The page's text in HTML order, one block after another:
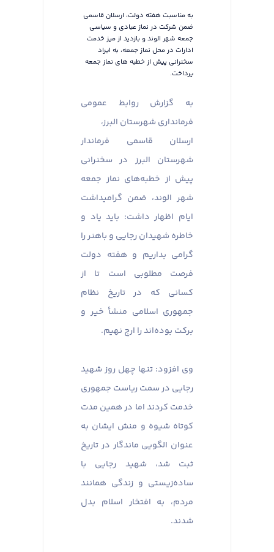
به مناسبت هفته دولت، ارسلان قاسمی
ضمن شرکت در نماز عبادی و سیاسی
جمعه شهر الوند و بازدید از میز خدمت
ادارات در محل نماز جمعه، به ایراد
سخنرانی پیش از خطبه های نماز جمعه
پرداخت.
به گزارش روابط عمومی
فرمانداری شهرستان البرز،
ارسلان قاسمی فرماندار
شهرستان البرز در سخنرانی
پیش از خطبه‌های نماز جمعه
شهر الوند، ضمن گرامیداشت
ایام اظهار داشت: باید یاد و
خاطره شهیدان رجایی و باهنر را
گرامی بداریم و هفته دولت
فرصت مطلوبی است تا از
کسانی که در تاریخ نظام
جمهوری اسلامی منشأ خیر و
برکت بوده‌اند را ارج نهیم.
وی افزود: تنها چهل روز شهید
رجایی در سمت ریاست جمهوری
خدمت کردند اما در همین مدت
کوتاه شیوه و منش ایشان به‌
عنوان الگویی ماندگار در تاریخ
ثبت شد، شهید رجایی با
ساده‌زیستی و زندگی همانند
مردم، به افتخار اسلام بدل
شدند.